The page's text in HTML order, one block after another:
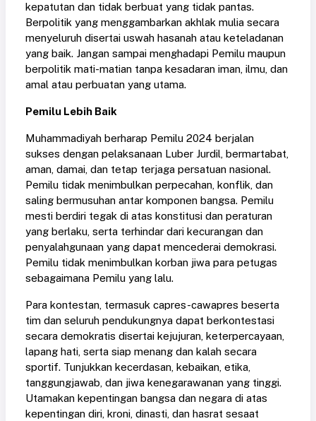
kepatutan dan tidak berbuat yang tidak pantas.
Berpolitik yang menggambarkan akhlak mulia secara
menyeluruh disertai uswah hasanah atau keteladanan
yang baik. Jangan sampai menghadapi Pemilu maupun
berpolitik mati-matian tanpa kesadaran iman, ilmu, dan
amal atau perbuatan yang utama.
Pemilu Lebih Baik
Muhammadiyah berharap Pemilu 2024 berjalan
sukses dengan pelaksanaan Luber Jurdil, bermartabat,
aman, damai, dan tetap terjaga persatuan nasional.
Pemilu tidak menimbulkan perpecahan, konflik, dan
saling bermusuhan antar komponen bangsa. Pemilu
mesti berdiri tegak di atas konstitusi dan peraturan
yang berlaku, serta terhindar dari kecurangan dan
penyalahgunaan yang dapat mencederai demokrasi.
Pemilu tidak menimbulkan korban jiwa para petugas
sebagaimana Pemilu yang lalu.
Para kontestan, termasuk capres-cawapres beserta
tim dan seluruh pendukungnya dapat berkontestasi
secara demokratis disertai kejujuran, keterpercayaan,
lapang hati, serta siap menang dan kalah secara
sportif. Tunjukkan kecerdasan, kebaikan, etika,
tanggungjawab, dan jiwa kenegarawanan yang tinggi.
Utamakan kepentingan bangsa dan negara di atas
kepentingan diri, kroni, dinasti, dan hasrat sesaat